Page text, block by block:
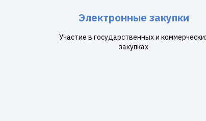
Электронные закупки
Участие в государственных и
закупках